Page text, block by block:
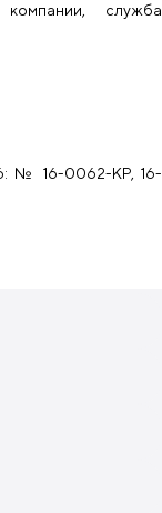
служба
№ 16-0062-КР, 16-